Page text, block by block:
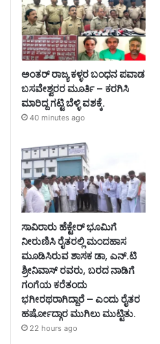
ಅಂತರ್ ರಾಜ್ಯ ಕಳ್ಳರ ಬಂಧನ ಪವಾಡ
ಬಸವೇಶ್ವರರ ಮೂರ್ತಿ – ಕರಗಿಸಿ
ಮಾರಿದ್ದ ಗಟ್ಟಿ ಬೆಳ್ಳಿ ವಶಕ್ಕೆ.
40 minutes ago
ಸಾವಿರಾರು ಹೆಕ್ಟೇರ್ ಭೂಮಿಗೆ
ನೀರುಣಿಸಿ ರೈತರಲ್ಲಿ ಮಂದಹಾಸ
ಮೂಡಿಸಿರುವ ಶಾಸಕ ಡಾ, ಎನ್.ಟಿ
ಶ್ರೀನಿವಾಸ್ ರವರು, ಬರದ ನಾಡಿಗೆ
ಗಂಗೆಯ ಕರೆತಂದು
ಭಗೀರಥರಾಗಿದ್ದಾರೆ – ಎಂದು ರೈತರ
ಹರ್ಷೋದ್ಗಾರ ಮುಗಿಲು ಮುಟ್ಟಿತು.
22 hours ago